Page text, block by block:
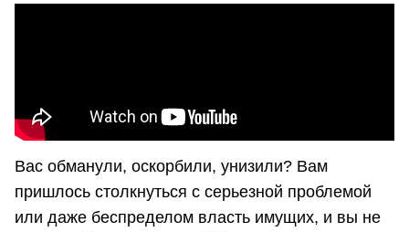
Вас обманули, оскорбили, унизили? Вам
пришлось столкнуться с серьезной проблемой
или даже беспределом власть имущих, и вы не